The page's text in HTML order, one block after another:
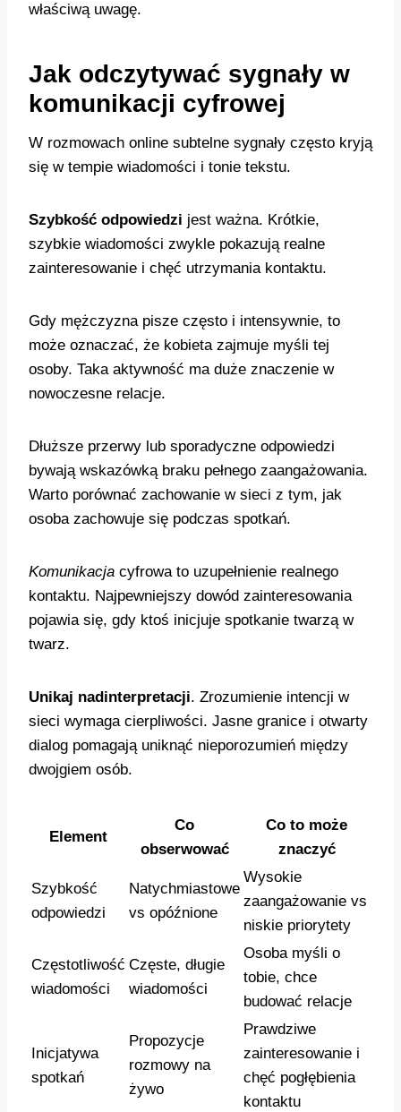
właściwą uwagę.
Jak odczytywać sygnały w
komunikacji cyfrowej
W rozmowach online subtelne sygnały często kryją
się w tempie wiadomości i tonie tekstu.
Szybkość odpowiedzi jest ważna. Krótkie,
szybkie wiadomości zwykle pokazują realne
zainteresowanie i chęć utrzymania kontaktu.
Gdy mężczyzna pisze często i intensywnie, to
może oznaczać, że kobieta zajmuje myśli tej
osoby. Taka aktywność ma duże znaczenie w
nowoczesne relacje.
Dłuższe przerwy lub sporadyczne odpowiedzi
bywają wskazówką braku pełnego zaangażowania.
Warto porównać zachowanie w sieci z tym, jak
osoba zachowuje się podczas spotkań.
Komunikacja cyfrowa to uzupełnienie realnego
kontaktu. Najpewniejszy dowód zainteresowania
pojawia się, gdy ktoś inicjuje spotkanie twarzą w
twarz.
Unikaj nadinterpretacji. Zrozumienie intencji w
sieci wymaga cierpliwości. Jasne granice i otwarty
dialog pomagają uniknąć nieporozumień między
dwojgiem osób.
Element
Co
obserwować
Co to może
znaczyć
Szybkość
odpowiedzi
Natychmiastowe
vs opóźnione
Wysokie
zaangażowanie vs
niskie priorytety
Częstotliwość
wiadomości
Częste, długie
wiadomości
Osoba myśli o
tobie, chce
budować relacje
Inicjatywa
spotkań
Propozycje
rozmowy na
żywo
Prawdziwe
zainteresowanie i
chęć pogłębienia
kontaktu